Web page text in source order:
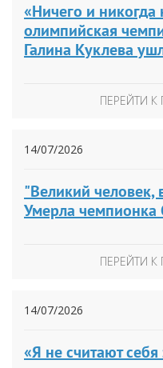
«Ничего и
олимпийская
Галина Куклева
ПЕРЕЙТИ
14/07/2026
"Великий человек,
Умерла чемпионка
ПЕРЕЙТИ
14/07/2026
«Я не считают